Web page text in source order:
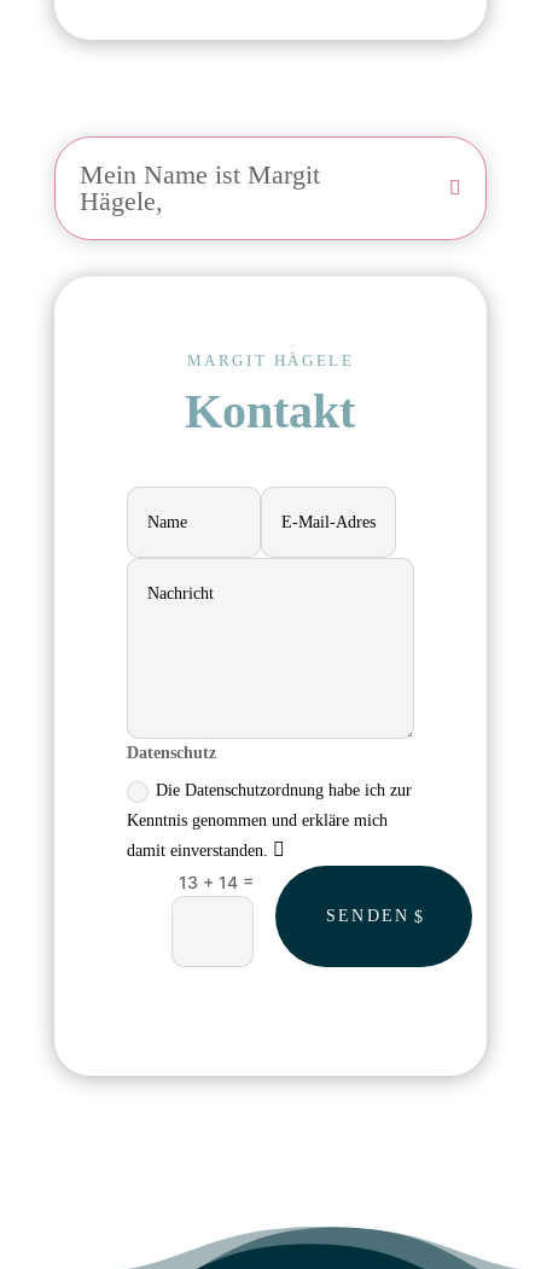
Mein Name ist Margit
Hägele,
MARGIT HÄGELE
Kontakt
Datenschutz
Die Datenschutzordnung habe ich zur
Kenntnis genommen und erkläre mich
damit einverstanden.
13 + 14 =
SENDEN